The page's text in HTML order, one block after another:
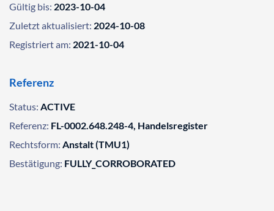
Gültig bis: 2023-10-04
Zuletzt aktualisiert: 2024-10-08
Registriert am: 2021-10-04
Referenz
Status: ACTIVE
Referenz: FL-0002.648.248-4, Handelsregister
Rechtsform: Anstalt (TMU1)
Bestätigung: FULLY_CORROBORATED